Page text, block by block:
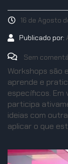
16 de Agosto
Publicado por:
Sem
Workshops são
aprende e
específicos. Em
participa
ideias com
aplicar o que